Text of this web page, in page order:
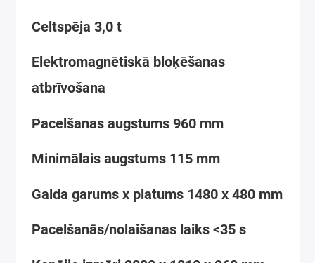
Celtspēja 3,0 t
Elektromagnētiskā bloķēšanas
atbrīvošana
Pacelšanas augstums 960 mm
Minimālais augstums 115 mm
Galda garums x platums 1480 x 480 mm
Pacelšanās/nolaišanas laiks <35 s